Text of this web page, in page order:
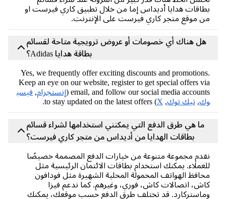
هدايا أديداس إما من خلال تطبيق كاري فيرست او
موقع متجر كاري فيرست على الإنترنت.
هل هناك أي خصومات أو عروض ترويجية متاحة لقسائم
بطاقة هدايا Adidas؟
Yes, we frequently offer exciting discounts and
Keep an eye on our website, register to get special offers
email, and follow our social media
إنستجرام,فيسب
تيك توك,
X
) to stay updated on the latest offers.
ما هي طرق الدفع التي يمكنني استخدامها لشراء قسائم
بطاقات الهدايا من أديداس من متجر كاري فيرست؟
مجموعة متنوعة من خيارات الدفع المصممة خصيصًا
يمكنك استخدام بطاقات الائتمان الرئيسية مثل
الهواتف المحمولة المحلية الشهيرة مثل فودافون
اتصالات كاش، فوري، وغيرهم. كما ندعم فيزا
قد تختلف طرق الدفع حسب موقعك، يمكنك